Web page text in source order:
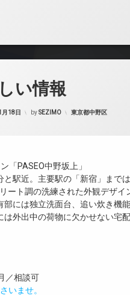
い情報
18日 bySEZIMO カテゴリー:
東京都中野区
「PASEO中野坂上」
駅近。主要駅の「新宿」まで
ート調の洗練された外観デザ
には独立洗面台、追い炊き
外出中の荷物に欠かせない宅
／相談可
いませ。